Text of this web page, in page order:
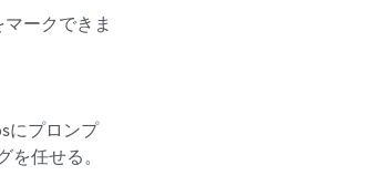
ークできま
にプロンプ
任せる。